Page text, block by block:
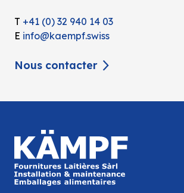
T +41 (0) 32 940 14 03
E info@kaempf.swiss
Nous contacter